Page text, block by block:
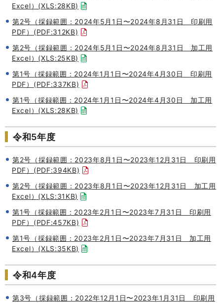
Excel）(XLS:28KB)
第2号（採録範囲：2024年5月1日〜2024年8月31日 印刷用
PDF）(PDF:312KB)
第2号（採録範囲：2024年5月1日〜2024年8月31日 加工用
Excel）(XLS:25KB)
第1号（採録範囲：2024年1月1日〜2024年4月30日 印刷用
PDF）(PDF:337KB)
第1号（採録範囲：2024年1月1日〜2024年4月30日 加工用
Excel）(XLS:28KB)
令和5年度
第2号（採録範囲：2023年8月1日〜2023年12月31日 印刷用
PDF）(PDF:394KB)
第2号（採録範囲：2023年8月1日〜2023年12月31日 加工用
Excel）(XLS:31KB)
第1号（採録範囲：2023年2月1日〜2023年7月31日 印刷用
PDF）(PDF:457KB)
第1号（採録範囲：2023年2月1日〜2023年7月31日 加工用
Excel）(XLS:35KB)
令和4年度
第3号（採録範囲：2022年12月1日〜2023年1月31日 印刷用